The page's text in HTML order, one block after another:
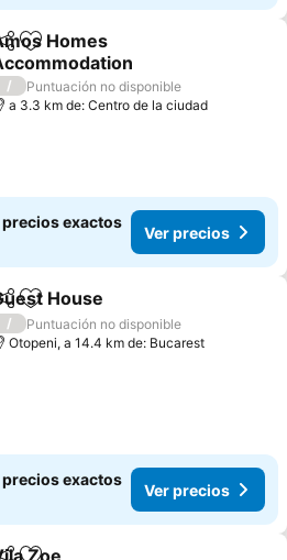
Agregar a favoritos
Homes
precios
/
Puntuación no disponible
a 3.3 km de: Centro de la ciudad
exactos
Ver precios
Agregar a favoritos
House
/
Puntuación no disponible
Otopeni, a 14.4 km de: Bucarest
exactos
Ver precios
Zoe